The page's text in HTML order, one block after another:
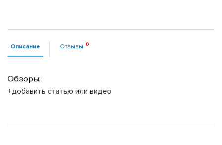
Описание Отзывы
Обзоры:
+добавить статью или видео